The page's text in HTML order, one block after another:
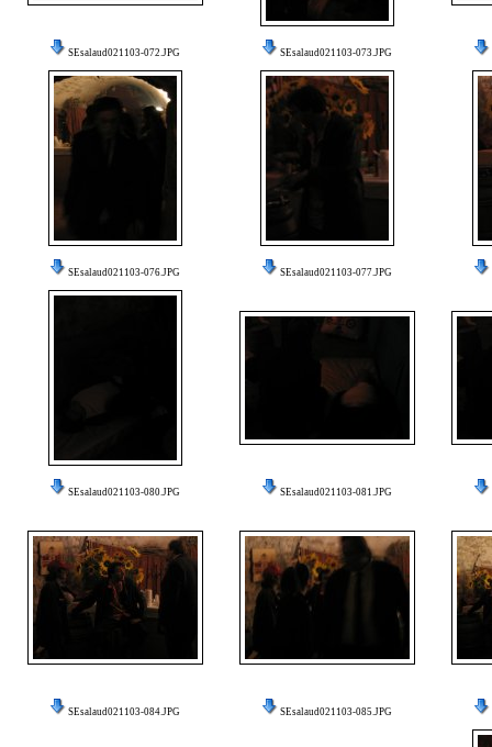
SEsalaud021103-072.JPG SEsalaud021103-073.JPG
SEsalaud021103-076.JPG SEsalaud021103-077.JPG
SEsalaud021103-080.JPG SEsalaud021103-081.JPG
SEsalaud021103-084.JPG SEsalaud021103-085.JPG